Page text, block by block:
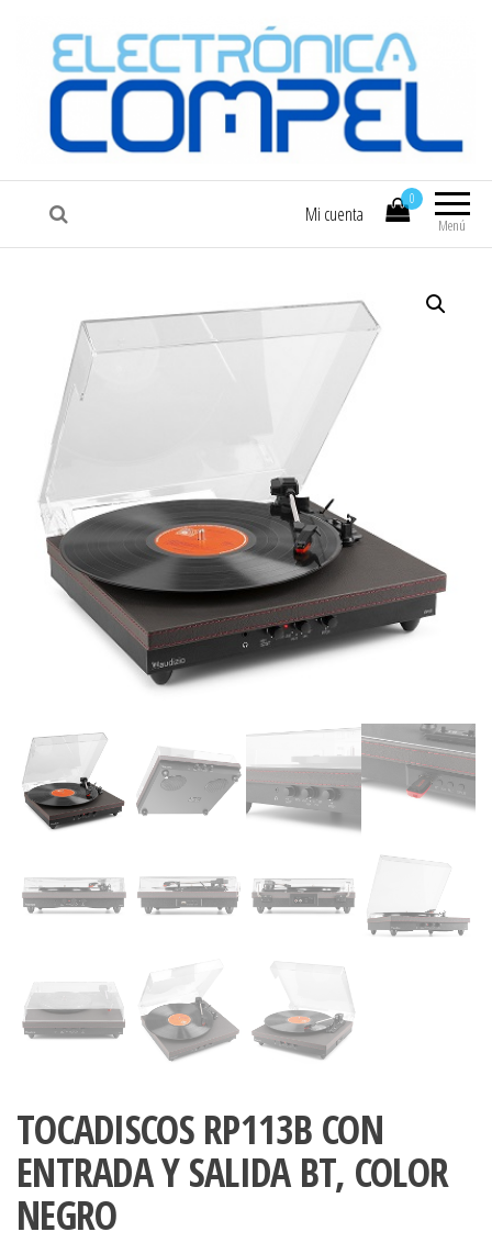
COMPEL Electrónica COMPEL
Menú
0
Mi cuenta
TOCADISCOS RP113B CON
ENTRADA Y SALIDA BT, COLOR
NEGRO